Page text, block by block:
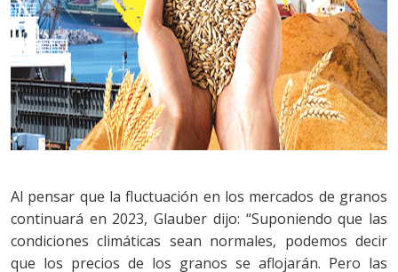
Al pensar que la fluctuación en los mercados de granos
continuará en 2023, Glauber dijo: “Suponiendo que las
condiciones climáticas sean normales, podemos decir
que los precios de los granos se aflojarán. Pero las